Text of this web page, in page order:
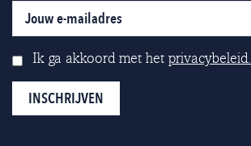
Ik ga akkoord met het privacybeleid.